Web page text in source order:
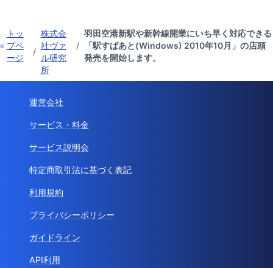
トッ
プペ
ージ
/
株式会
社ヴァ
ル研究
所
/
羽田空港新駅や新幹線開業にいち早く対応できる
「駅すぱあと(Windows) 2010年10月」の店頭
発売を開始します。
運営会社
サービス・料金
サービス説明会
特定商取引法に基づく表記
利用規約
プライバシーポリシー
ガイドライン
API利用